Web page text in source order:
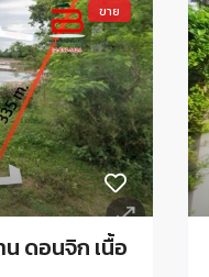
ขาย
ดอนจิก เนื้อ